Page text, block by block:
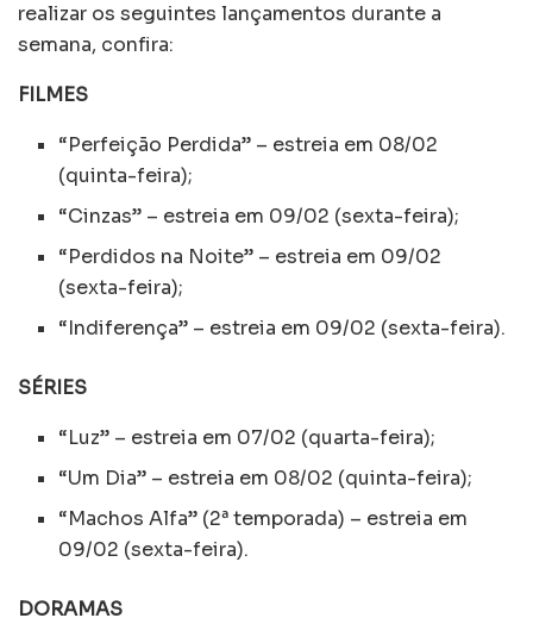
realizar os seguintes lançamentos durante a
semana, confira:
FILMES
“Perfeição Perdida” – estreia em 08/02
(quinta-feira);
“Cinzas” – estreia em 09/02 (sexta-feira);
“Perdidos na Noite” – estreia em 09/02
(sexta-feira);
“Indiferença” – estreia em 09/02 (sexta-feira).
SÉRIES
“Luz” – estreia em 07/02 (quarta-feira);
“Um Dia” – estreia em 08/02 (quinta-feira);
“Machos Alfa” (2ª temporada) – estreia em
09/02 (sexta-feira).
DORAMAS